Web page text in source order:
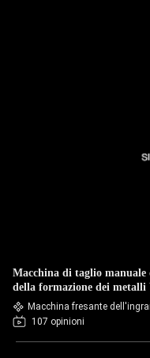
Macchina di taglio
della formazione dei metalli
Macchina fresante
107 opinioni